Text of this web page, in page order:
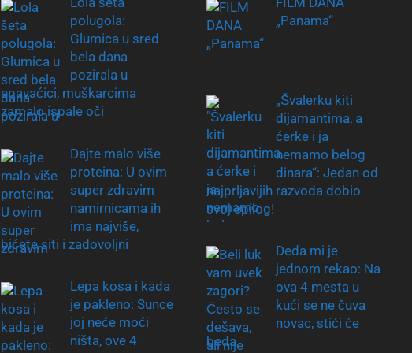
polugola:
Glumica u sred
bela dana
pozirala u
spavaćici, muškarcima
zamalo ispale oči
Dajte malo više
proteina: U ovim
super zdravim
namirnicama ih
ima najviše,
bićete siti i zadovoljni
Lepa kosa i kada
je pakleno: Sunce
joj neće moći
ništa, ove 4
„Panama“
„Švalerku kiti
dijamantima, a
ćerke i ja
nemamo belog
dinara“: Jedan od
najprljavijih razvoda dobio
svoj epilog!
Deda mi je
jednom rekao: Na
ova 4 mesta u
kući se ne čuva
novac, stići će
beda